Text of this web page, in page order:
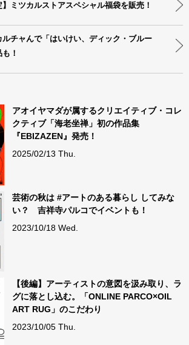
】ミツカルストアスペシャル福袋を販売！
チャんで「はいけい、ディック・ブルー
！
アオイヤマダが属するクリエイティブ・コレ
クティブ「海老坐禅」初の作品集
『EBIZAZEN』発売！
2025/02/13 Thu.
芸術の秋は #アートのある暮らし してみな
い？ 吉祥寺パルコでイベントも！
2023/10/18 Wed.
【後編】アーティストの意図を汲み取り、ラ
グに落とし込む。「ONLINE PARCO×OIL
ART RUG」のこだわり
2023/10/05 Thu.